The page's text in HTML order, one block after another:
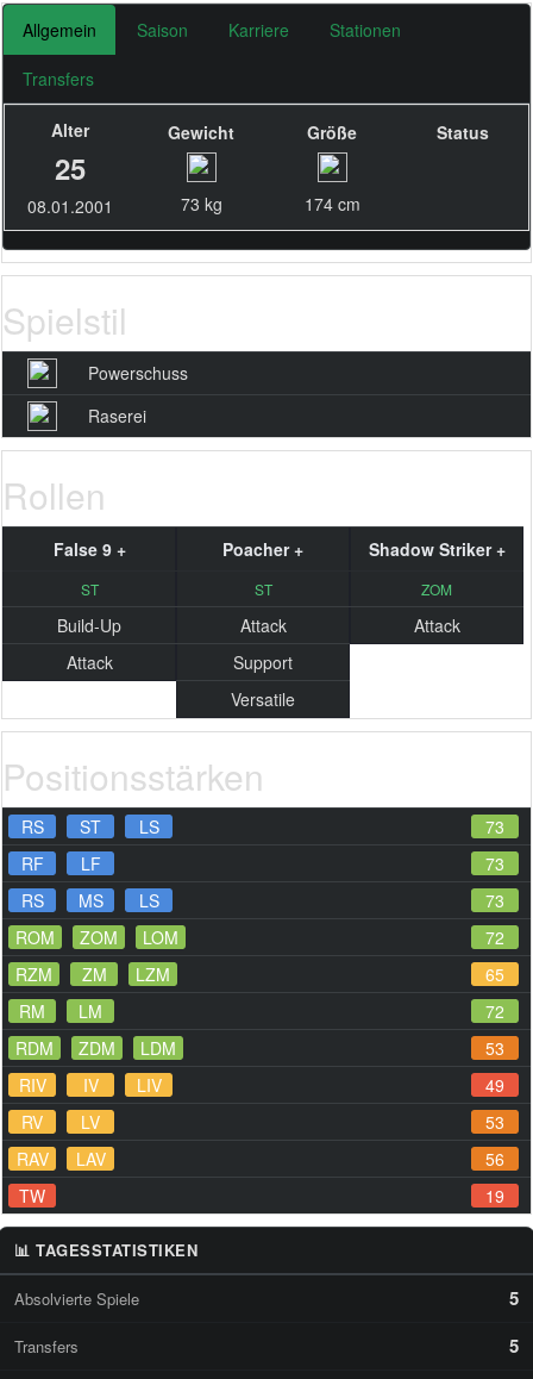
Allgemein Saison Karriere Stationen
Transfers
Alter
25
08.01.2001
Gewicht
73 kg
Größe
174 cm
Status
Spielstil
Powerschuss
Raserei
Rollen
False 9 +
ST
Build-Up
Attack
Poacher +
ST
Attack
Support
Versatile
Shadow Striker +
ZOM
Attack
Positionsstärken
RS ST LS
73
RF
LF
73
RS
MS LS
73
ROM
ZOM LOM
72
RZM
ZM LZM
65
RM
LM
72
RDM
ZDM LDM
53
RIV
IV LIV
49
RV
LV
53
RAV
LAV
56
TW
19
📊 TAGESSTATISTIKEN
Absolvierte Spiele 5
Transfers 5